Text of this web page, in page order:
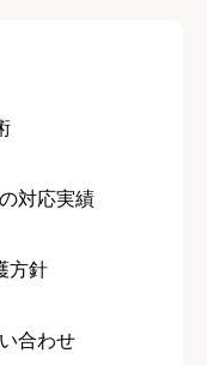
対応実績
方針
合わせ